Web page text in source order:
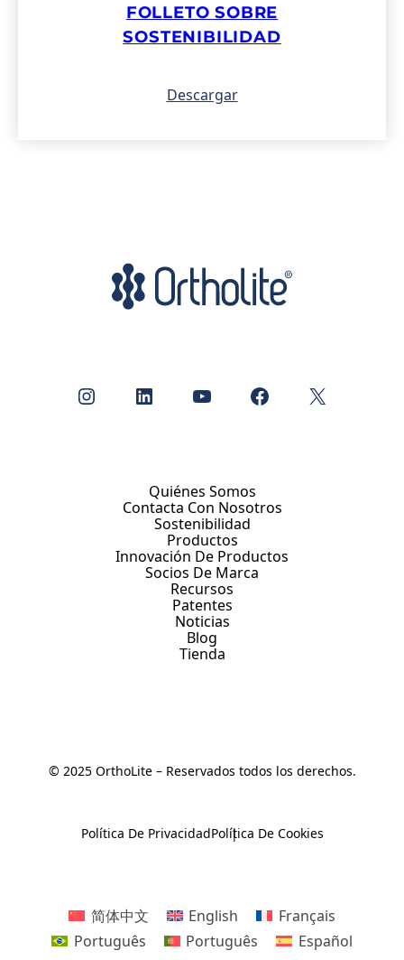
FOLLETO SOBRE
SOSTENIBILIDAD
Descargar
Instagram LinkedIn YouTube Facebook X
Quiénes Somos
Contacta Con Nosotros
Sostenibilidad
Productos
Innovación De Productos
Socios De Marca
Recursos
Patentes
Noticias
Blog
Tienda
© 2025 OrthoLite – Reservados todos los derechos.
Política De PrivacidadPolítica De Cookies
简体中文 English
Français
Português
Português Español